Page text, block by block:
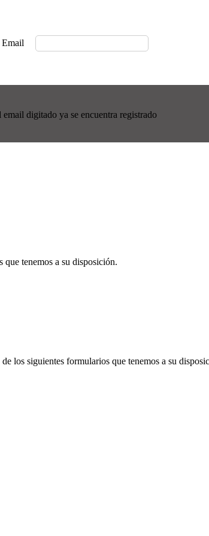
Email
email digitado ya se encuentra registrado
que tenemos a su disposición.
los siguientes formularios que tenemos a su